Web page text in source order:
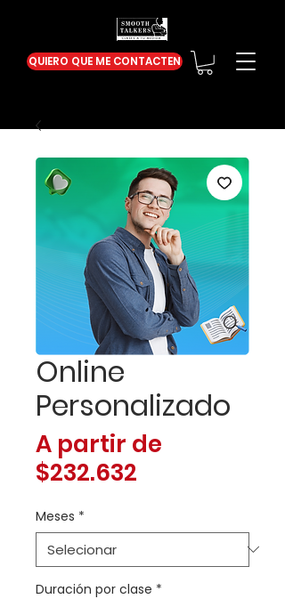
QUIERO QUE ME CONTACTEN
Online
Personalizado
A partir de
$232.632
Meses *
Duración por clase *